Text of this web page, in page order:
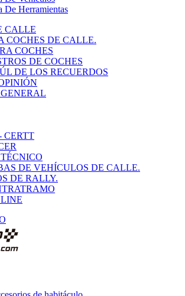
CALLE
COCHES DE CALLE.
COCHES
DE COCHES
DE LOS RECUERDOS
DE VEHÍCULOS DE CALLE.
DE RALLY.
de habitáculo
saxo - 106